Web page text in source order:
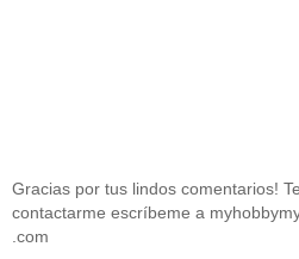
Gracias por tus lindos comentarios!
contactarme escríbeme a
.com